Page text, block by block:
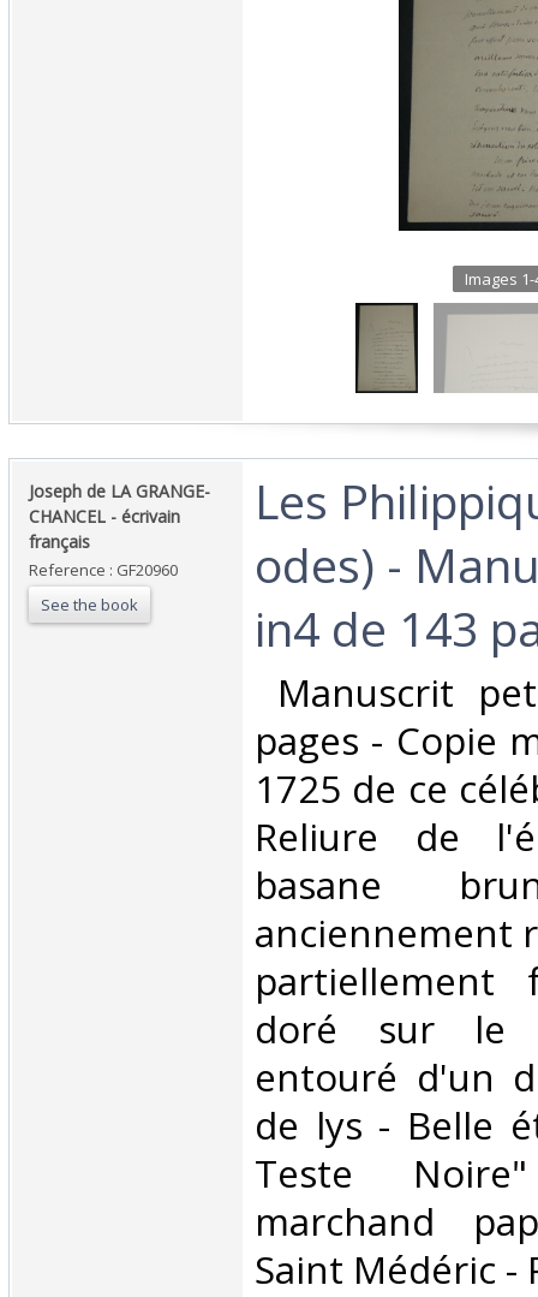
Images
‎Joseph de LA GRANGE-
CHANCEL - écrivain
français ‎
Reference : GF20960
See the book
‎Les
odes) -
in4 de 143
Manuscrit
pages - Copie
1725 de ce
Reliure de
basane
anciennement
doré sur le
entouré d'un
de lys - Belle
Teste
marchand
Saint Médéric -